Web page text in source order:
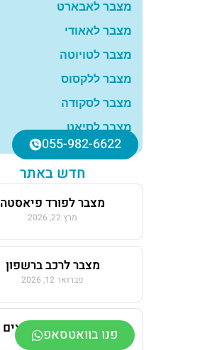
מצבר לאבארט
מצבר לאאודי
מצבר לטויוטה
מצבר ללקסוס
מצבר לסקודה
מצבר לסיאט
חדש באתר
מצבר לפורד פיאסטה
מרץ 22, 2026
מצבר לרכב ברשפון
פברואר 12, 2026
מצבר לרכב בחרוצים
פברואר 12, 2026
055-982-6622
פנו בוואטסאפ